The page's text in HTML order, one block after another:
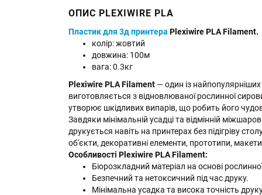
ОПИС PLEXIWIRE PLA
Пластик для 3д принтера Plexiwire PLA Filament.
колір: жовтий
довжина: 100м
вага: 0.3кг
Plexiwire PLA Filament — один із
виготовляється з відновлюваної рослинної
утворює шкідливих випарів, що робить його
Завдяки мінімальній усадці та відмінній
друкується навіть на принтерах без підігріву
об'єкти, декоративні елементи, прототипи,
Особливості Plexiwire PLA Filament:
Біорозкладний матеріал на основі
Безпечний та нетоксичний під час друку.
Мінімальна усадка та висока точність